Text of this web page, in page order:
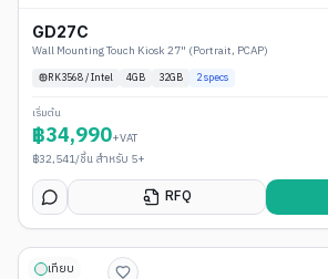
GD27C
Wall Mounting Touch Kiosk 27" (Portrait, PCAP)
RK3568 / Intel 4GB 32GB 2specs
เริ่มต้น
฿34,990+VAT
฿32,541/ชิ้น สำหรับ 5+
RFQ
เทียบ